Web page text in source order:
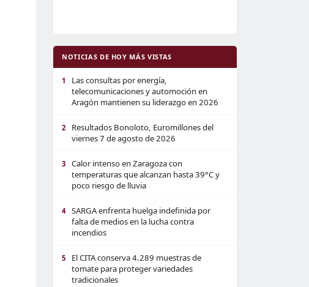
NOTICIAS DE HOY MÁS VISTAS
1
Las consultas por energía,
telecomunicaciones y automoción en
Aragón mantienen su liderazgo en 2026
2
Resultados Bonoloto, Euromillones del
viernes 7 de agosto de 2026
3
Calor intenso en Zaragoza con
temperaturas que alcanzan hasta 39°C y
poco riesgo de lluvia
4
SARGA enfrenta huelga indefinida por
falta de medios en la lucha contra
incendios
5
El CITA conserva 4.289 muestras de
tomate para proteger variedades
tradicionales